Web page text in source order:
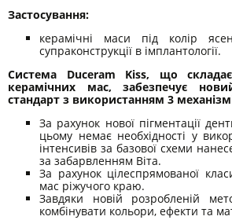
Застосування:
керамічні маси під колір
супраконструкції в імплантології.
Система Duceram Kiss, що
керамічних мас, забезпечує
стандарт з використанням 3
За рахунок нової пігментації
цьому немає необхідності у
інтенсивів за базової схеми
за забарвленням Віта.
За рахунок цілеспрямованої
мас ріжучого краю.
Завдяки новій розробленій
комбінувати кольори, ефекти та